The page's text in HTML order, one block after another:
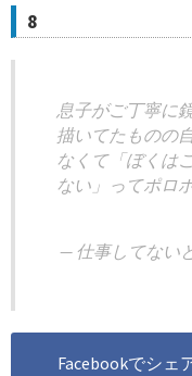
8
息子がご丁寧に
描いてたものの
なくて「ぼくは
ない」ってポロ
— 仕事してない
Facebookでシェ